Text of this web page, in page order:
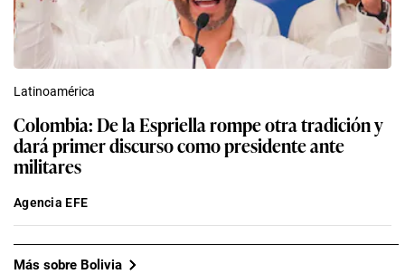
Latinoamérica
Colombia: De la Espriella rompe otra tradición y
dará primer discurso como presidente ante
militares
Agencia EFE
Más sobre Bolivia